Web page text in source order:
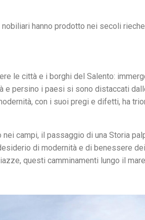
hanno prodotto nei secoli
le città e i borghi del Salento:
e persino i paesi si sono distaccati
con i suoi pregi e difetti, ha
campi, il passaggio di una Storia
di modernità e di benessere
questi camminamenti lungo il